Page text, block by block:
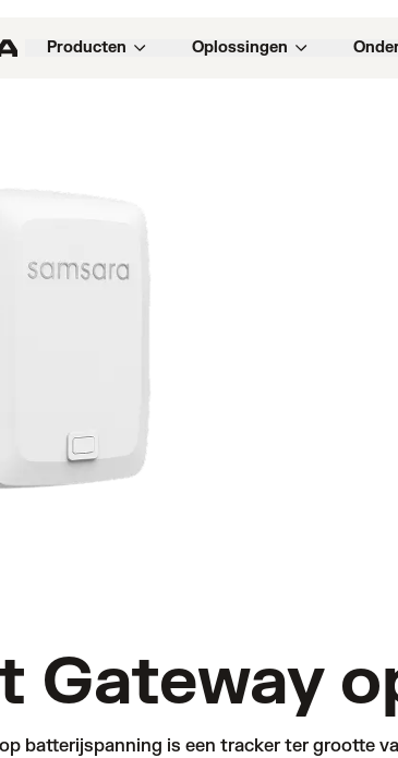
Producten Oplossingen
Gateway
batterijspanning is een tracker ter grootte